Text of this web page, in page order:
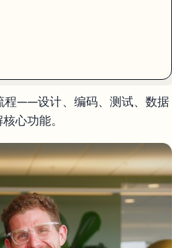
程——设计、编码、测试、数据
心功能。